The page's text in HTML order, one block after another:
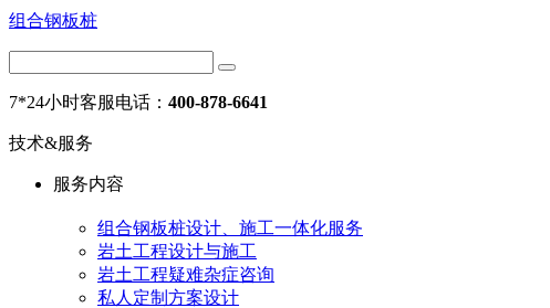
组合钢板桩
7*24小时客服电话： 400-878-6641
技术&服务
服务内容
组合钢板桩设计、施工一体化服务
岩土工程设计与施工
岩土工程疑难杂症咨询
私人定制方案设计